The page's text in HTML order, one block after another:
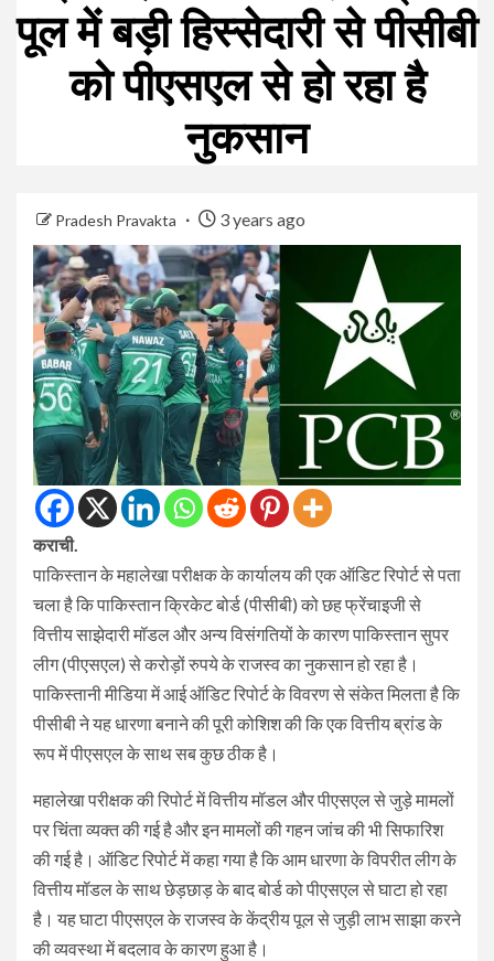
पूल में बड़ी हिस्सेदारी से पीसीबी
को पीएसएल से हो रहा है
नुकसान
Pradesh Pravakta 3 years ago
कराची.
पाकिस्तान के महालेखा परीक्षक के कार्यालय की एक ऑडिट रिपोर्ट से पता
चला है कि पाकिस्तान क्रिकेट बोर्ड (पीसीबी) को छह फ्रेंचाइजी से
वित्तीय साझेदारी मॉडल और अन्य विसंगतियों के कारण पाकिस्तान सुपर
लीग (पीएसएल) से करोड़ों रुपये के राजस्व का नुकसान हो रहा है।
पाकिस्तानी मीडिया में आई ऑडिट रिपोर्ट के विवरण से संकेत मिलता है कि
पीसीबी ने यह धारणा बनाने की पूरी कोशिश की कि एक वित्तीय ब्रांड के
रूप में पीएसएल के साथ सब कुछ ठीक है।
महालेखा परीक्षक की रिपोर्ट में वित्तीय मॉडल और पीएसएल से जुड़े मामलों
पर चिंता व्यक्त की गई है और इन मामलों की गहन जांच की भी सिफारिश
की गई है। ऑडिट रिपोर्ट में कहा गया है कि आम धारणा के विपरीत लीग के
वित्तीय मॉडल के साथ छेड़छाड़ के बाद बोर्ड को पीएसएल से घाटा हो रहा
है। यह घाटा पीएसएल के राजस्व के केंद्रीय पूल से जुड़ी लाभ साझा करने
की व्यवस्था में बदलाव के कारण हुआ है।